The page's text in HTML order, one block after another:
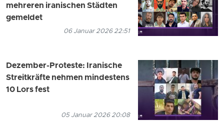
mehreren iranischen Städten
gemeldet
06 Januar 2026 22:51
Dezember-Proteste: Iranische
Streitkräfte nehmen mindestens
10 Lors fest
05 Januar 2026 20:08